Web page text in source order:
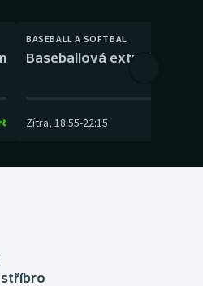
BASEBALL A SOFTBAL
Baseballová extraliga:
Zítra, 18:55-22:15
stříbro